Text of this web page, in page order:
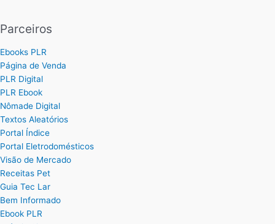
Parceiros
Ebooks PLR
Página de Venda
PLR Digital
PLR Ebook
Nômade Digital
Textos Aleatórios
Portal Índice
Portal Eletrodomésticos
Visão de Mercado
Receitas Pet
Guia Tec Lar
Bem Informado
Ebook PLR